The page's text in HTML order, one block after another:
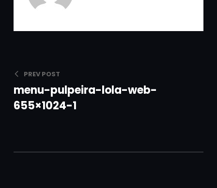
PREV POST
menu-pulpeira-lola-web-
655×1024-1